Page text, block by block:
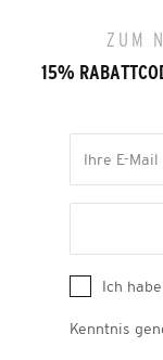
ZUM
15%
Ich
Kenntnis